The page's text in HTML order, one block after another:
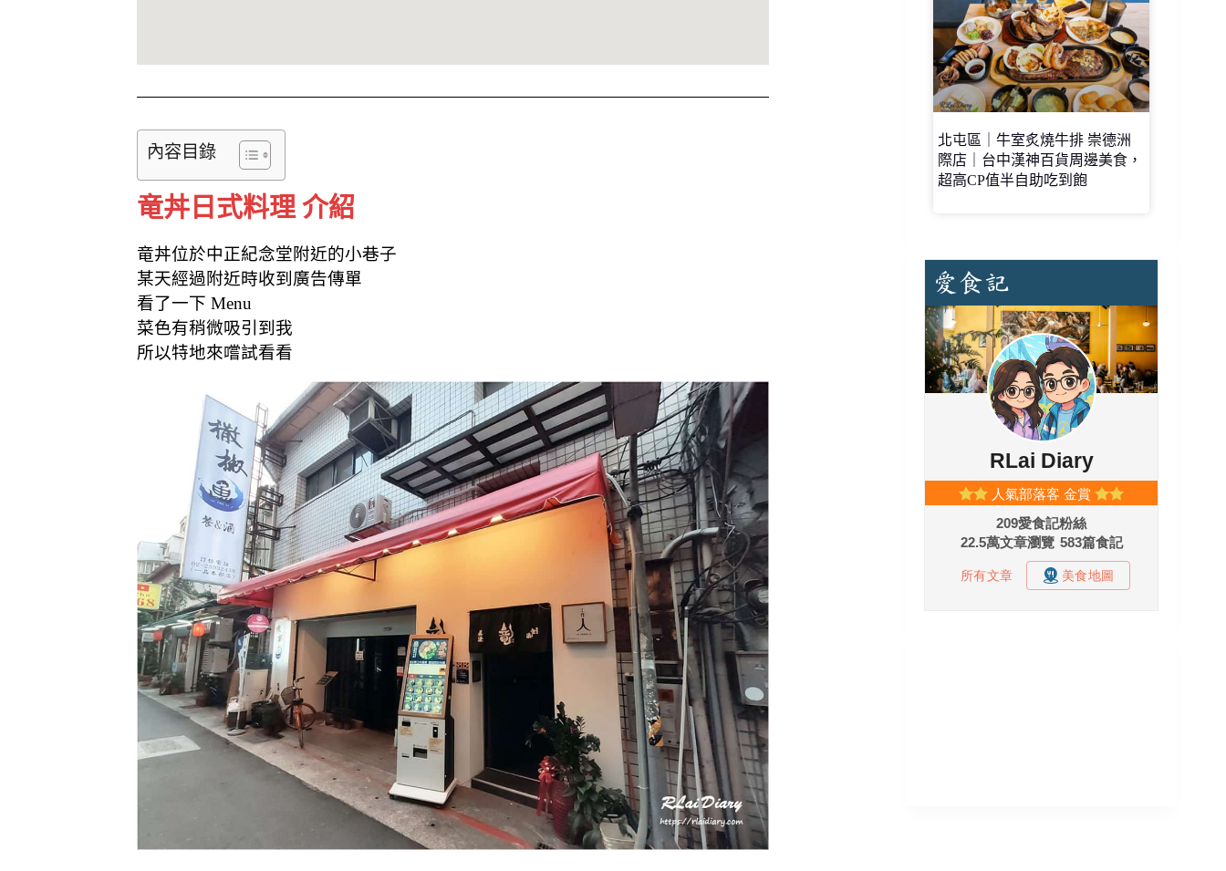
內容目錄
竜丼日式料理 介紹
竜丼位於中正紀念堂附近的小巷子
某天經過附近時收到廣告傳單
看了一下 Menu
菜色有稍微吸引到我
所以特地來嚐試看看
北屯區｜牛室炙燒牛排 崇德洲
際店｜台中漢神百貨周邊美食，
超高CP值半自助吃到飽